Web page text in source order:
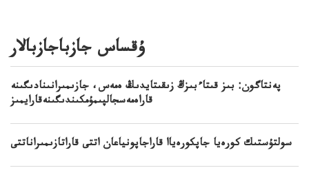
ۇقساس جازباجازبالار
پەنتاگون: بىز قىتاءبىزڭ زىقىتايدىڭ ەمەس، جازىمىرانىنادىگىنە
قاراەمەسجالپىمۇمكىندىگىنەقارايمىز
سولتۇستىك كورەيا جاپكورەياا قاراجاپونياعان اتتى قاراتازىمىراناتتى